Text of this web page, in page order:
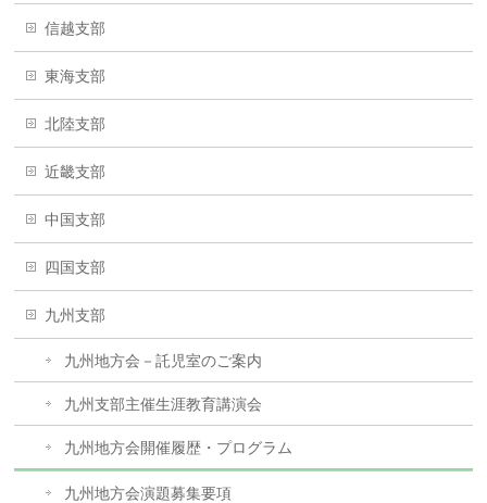
信越支部
東海支部
北陸支部
近畿支部
中国支部
四国支部
九州支部
九州地方会－託児室のご案内
九州支部主催生涯教育講演会
九州地方会開催履歴・プログラム
九州地方会演題募集要項